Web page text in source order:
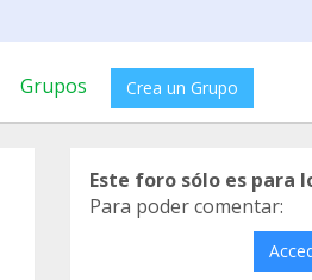
Grupos Crea un Grupo
Este foro sólo es para
Para poder comentar: